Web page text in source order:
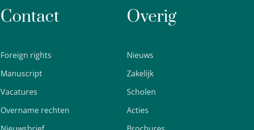
Contact
Foreign rights
Manuscript
Vacatures
Overname rechten
Overig
Nieuws
Zakelijk
Scholen
Acties